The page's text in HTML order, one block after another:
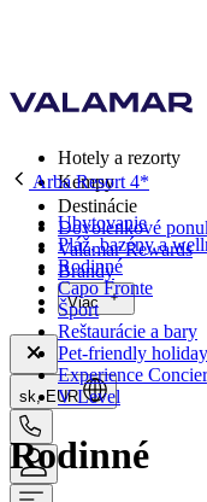
Hotely a rezorty
Kempy
Destinácie
Dovolenkové
Valamar Rewards
Brandy
Viac
sk, EUR
Arba Resort 4*
Ubytovanie
Pláž, bazény a
Rodinné
Capo Fronte
Šport
Reštaurácie a bary
Pet-friendly holiday
Experience
V Level
Rodinné